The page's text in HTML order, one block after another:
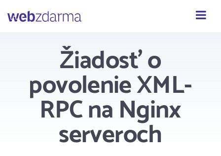
Webzdarma
Žiadosť o
povolenie XML-
RPC na Nginx
serveroch